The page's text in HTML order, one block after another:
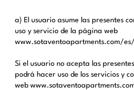
a) El usuario asume las presentes
uso y servicio de la página web
www.sotaventoapartments.com/
Si el usuario no acepta las
podrá hacer uso de los servicios y
web